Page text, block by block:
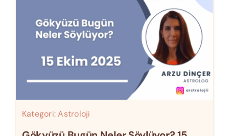
Kategori:Astroloji